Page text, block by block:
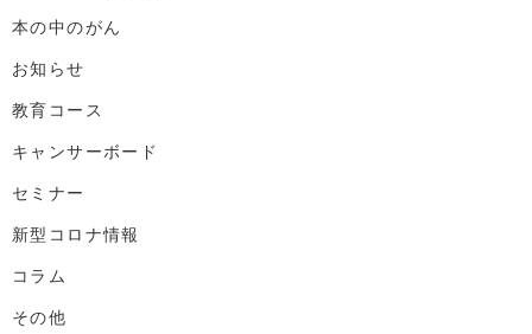
本の中のがん
お知らせ
教育コース
キャンサーボード
セミナー
新型コロナ情報
コラム
その他